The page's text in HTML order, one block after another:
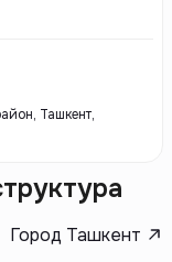
жизни для своих
Ташкент,
Город Ташкент